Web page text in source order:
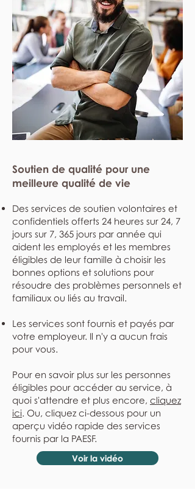
Soutien de qualité pour une
meilleure qualité de vie
Des services de soutien volontaires et
confidentiels offerts 24 heures sur 24, 7
jours sur 7, 365 jours par année qui
aident les employés et les membres
éligibles de leur famille à choisir les
bonnes options et solutions pour
résoudre des problèmes personnels et
familiaux ou liés au travail.
Les services sont fournis et payés par
votre employeur. Il n'y a aucun frais
pour vous.
Pour en savoir plus sur les personnes
éligibles pour accéder au service, à
quoi s'attendre et plus encore, cliquez
ici. Ou, cliquez ci-dessous pour un
aperçu vidéo rapide des services
fournis par la PAESF.
Voir la vidéo